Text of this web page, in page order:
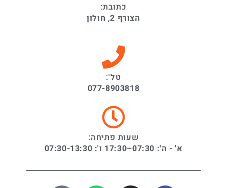
כתובת:
הצורף 2, חולון
טל':
077-8903818
שעות פתיחה:
א' - ה': 07:30–17:30 ו': 07:30-13:30